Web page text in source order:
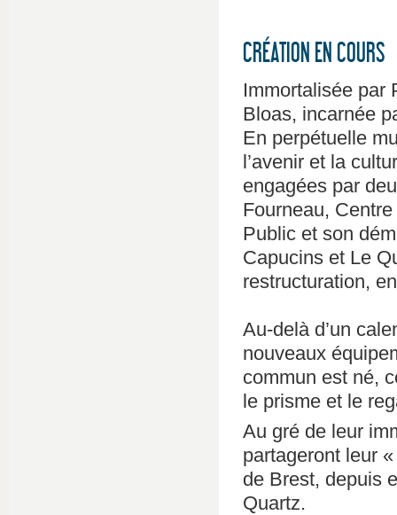
CRÉATION EN COURS
Immortalisée par
Bloas, incarnée
En perpétuelle
l’avenir et la
engagées par
Fourneau,
Public et son
Capucins et Le
restructuration,
Au-delà d’un
nouveaux
commun est né,
le prisme et le
Au gré de leur
partageront leur
de Brest, depuis
Quartz.